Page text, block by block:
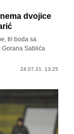
dvojice
tri boda sa
Gorana Sablića
24.07.21. 13:25